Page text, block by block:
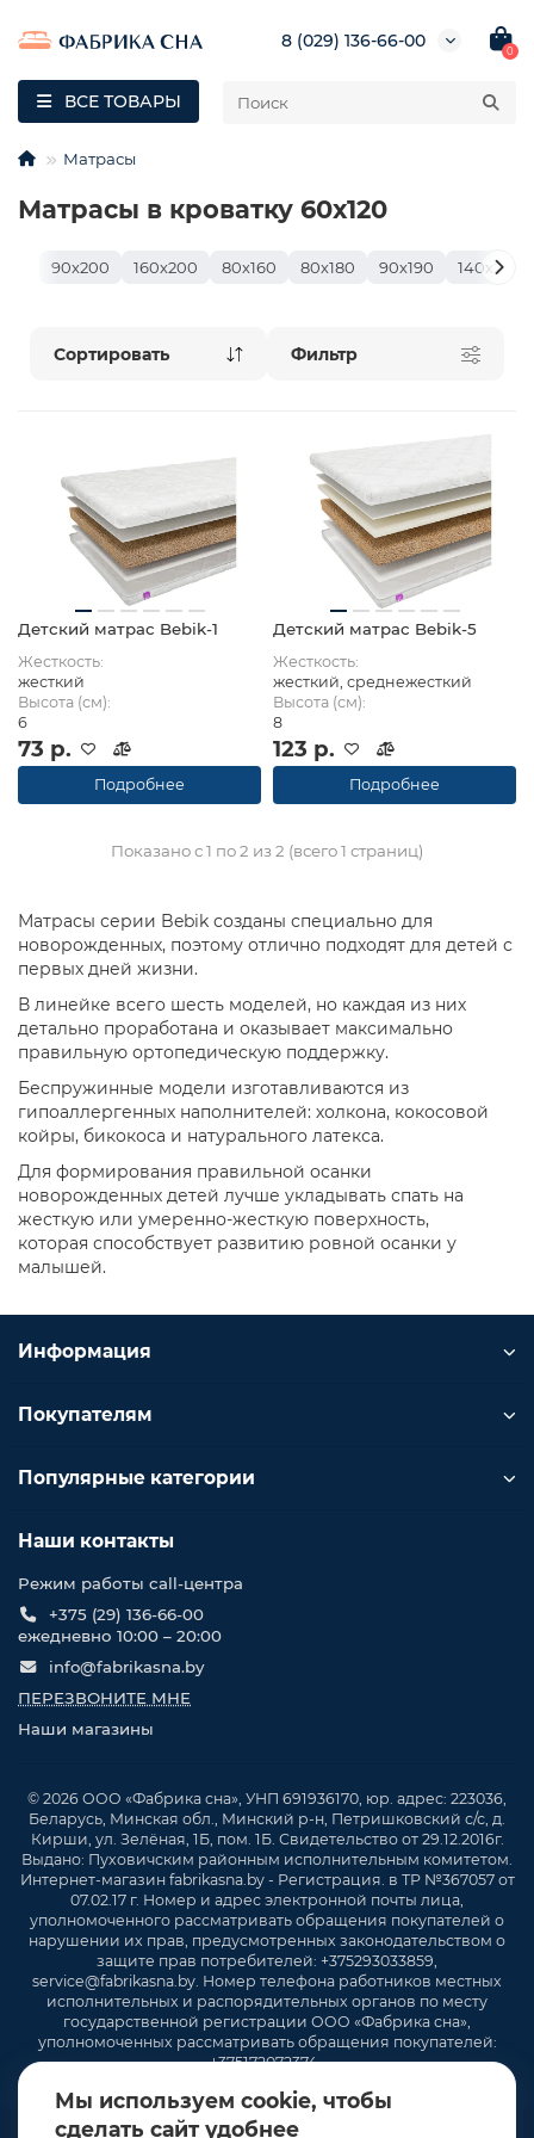
8 (029) 136-66-00
0
ВСЕ ТОВАРЫ
Матрасы
Матрасы в кроватку 60х120
90х200 160х200 80х160 80х180 90х190 140х200
Фильтр
Детский матрас Bebik-1
Жесткость:
жесткий
Высота (см):
6
73 р.
Подробнее
Детский матрас Bebik-5
Жесткость:
жесткий, среднежесткий
Высота (см):
8
123 р.
Подробнее
Показано с 1 по 2 из 2 (всего 1 страниц)
Матрасы серии Bebik созданы специально для
новорожденных, поэтому отлично подходят для детей с
первых дней жизни.
В линейке всего шесть моделей, но каждая из них
детально проработана и оказывает максимально
правильную ортопедическую поддержку.
Беспружинные модели изготавливаются из
гипоаллергенных наполнителей: холкона, кокосовой
койры, бикокоса и натурального латекса.
Для формирования правильной осанки
новорожденных детей лучше укладывать спать на
жесткую или умеренно-жесткую поверхность,
которая способствует развитию ровной осанки у
малышей.
Мы используем cookie, чтобы
сделать сайт удобнее
Информация
Покупателям
Популярные категории
Наши контакты
Режим работы call-центра
+375 (29) 136-66-00
ежедневно 10:00 – 20:00
info@fabrikasna.by
ПЕРЕЗВОНИТЕ МНЕ
Наши магазины
© 2026 ООО «Фабрика сна», УНП 691936170, юр. адрес: 223036,
Беларусь, Минская обл., Минский р-н, Петришковский с/с, д.
Кирши, ул. Зелёная, 1Б, пом. 1Б. Свидетельство от 29.12.2016г.
Выдано: Пуховичским районным исполнительным комитетом.
Интернет-магазин fabrikasna.by - Регистрация. в ТР №367057 от
07.02.17 г. Номер и адрес электронной почты лица,
уполномоченного рассматривать обращения покупателей о
нарушении их прав, предусмотренных законодательством о
защите прав потребителей: +375293033859,
service@fabrikasna.by. Номер телефона работников местных
исполнительных и распорядительных органов по месту
государственной регистрации ООО «Фабрика сна»,
уполномоченных рассматривать обращения покупателей:
+375172072374 .